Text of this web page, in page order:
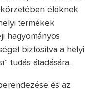
élőknek
termékek
hagyományos
biztosítva a helyi
tudás átadására.
és az